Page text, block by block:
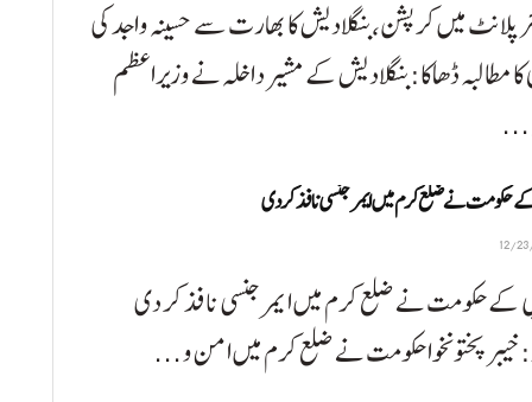
پلانٹ میں کرپشن،بنگلادیش کا بھارت سے حسینہ واجد کی
کا مطالبہ ڈھاکا:بنگلادیش کے مشیر داخلہ نے وزیراعظم
...
حکومت نے ضلع کرم میں ایمرجنسی نافذ کر دی
کے حکومت نے ضلع کرم میں ایمرجنسی نافذ کر دی
حکومت نے ضلع کرم میں امن و ...